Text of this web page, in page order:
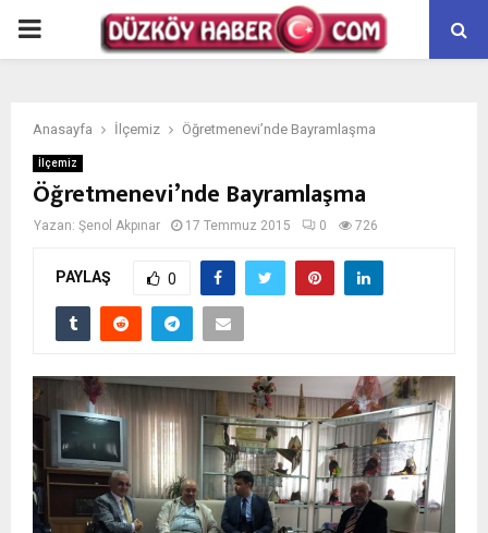
PRIMARY
Anasayfa İlçemiz Öğretmenevi’nde Bayramlaşma
İlçemiz
Öğretmenevi’nde Bayramlaşma
Yazan: Şenol Akpınar 17 Temmuz 2015 0 726
PAYLAŞ 0